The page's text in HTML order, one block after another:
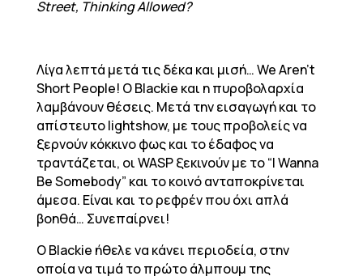
Street, Thinking Allowed?
Λίγα λεπτά μετά τις δέκα και μισή… We Aren’t
Short People! O Blackie και η πυροβολαρχία
λαμβάνουν θέσεις. Μετά την εισαγωγή και το
απίστευτο lightshow, με τους προβολείς να
ξερνούν κόκκινο φως και το έδαφος να
τραντάζεται, οι WASP ξεκινούν με το “I Wanna
Be Somebody” και το κοινό ανταποκρίνεται
άμεσα. Είναι και το ρεφρέν που όχι απλά
βοηθά… Συνεπαίρνει!
O Blackie ήθελε να κάνει περιοδεία, στην
οποία να τιμά το πρώτο άλμπουμ της